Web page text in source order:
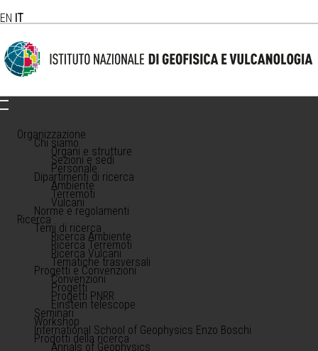
EN IT
Organizzazione
Chi siamo
Organi e strutture
Sezioni e sedi
Personale
Dipartimenti di ricerca
Ambiente
Terremoti
Vulcani
Norme e regolamenti
Ricerca
Temi di ricerca
Ricerca Ambiente
Ricerca Terremoti
Ricerca Vulcani
Tematiche trasversali
Progetti e Convenzioni
Convenzioni
Progetti
Progetti PNRR
Einstein telescope
Seminari
Workshop
International School of Geophysics Enzo Boschi
Prodotti della ricerca
Annals of Geophysics